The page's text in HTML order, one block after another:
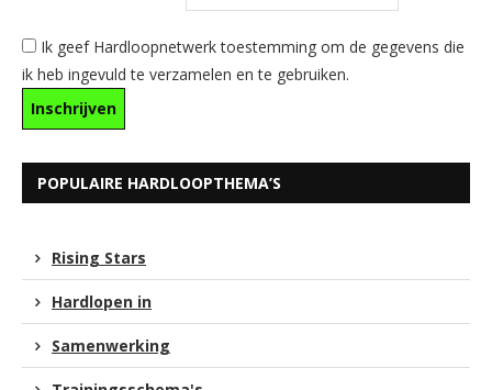
Ik geef Hardloopnetwerk toestemming om de gegevens die
ik heb ingevuld te verzamelen en te gebruiken.
POPULAIRE HARDLOOPTHEMA’S
Rising Stars
Hardlopen in
Samenwerking